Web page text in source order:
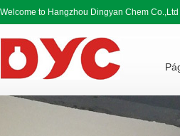
Welcome to Hangzhou Dingyan Chem Co.,Ltd